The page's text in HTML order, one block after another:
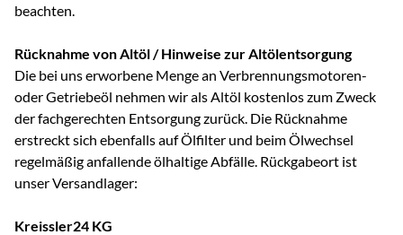
beachten.
Rücknahme von Altöl / Hinweise zur Altölentsorgung
Die bei uns erworbene Menge an Verbrennungsmotoren-
oder Getriebeöl nehmen wir als Altöl kostenlos zum Zweck
der fachgerechten Entsorgung zurück. Die Rücknahme
erstreckt sich ebenfalls auf Ölfilter und beim Ölwechsel
regelmäßig anfallende ölhaltige Abfälle. Rückgabeort ist
unser Versandlager:
Kreissler24 KG